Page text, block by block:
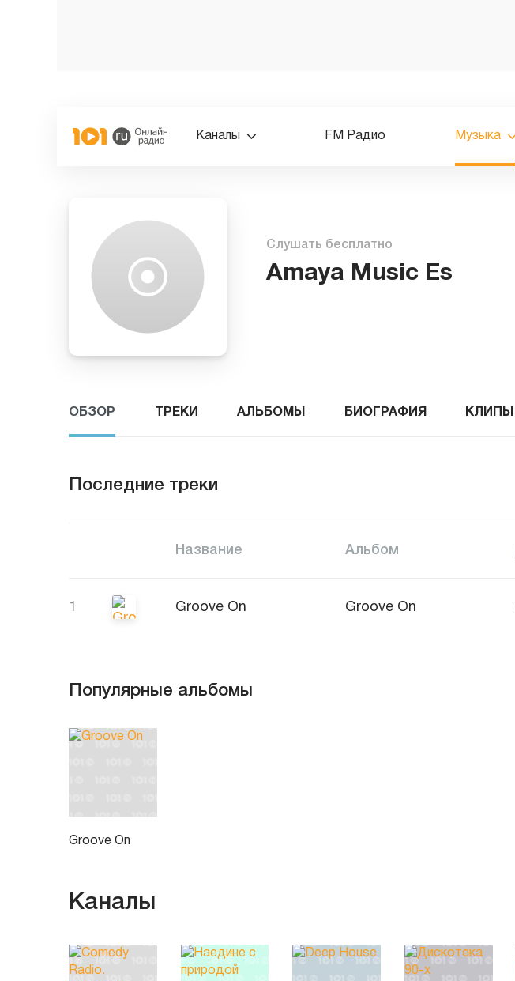
Каналы FM Радио Музыка
Слушать бесплатно
Amaya Music Es
ОБЗОР ТРЕКИ АЛЬБОМЫ БИОГРАФИЯ КЛИПЫ
Последние треки
Название Альбом
1 Groove On Groove On
Популярные альбомы
Groove On
Каналы